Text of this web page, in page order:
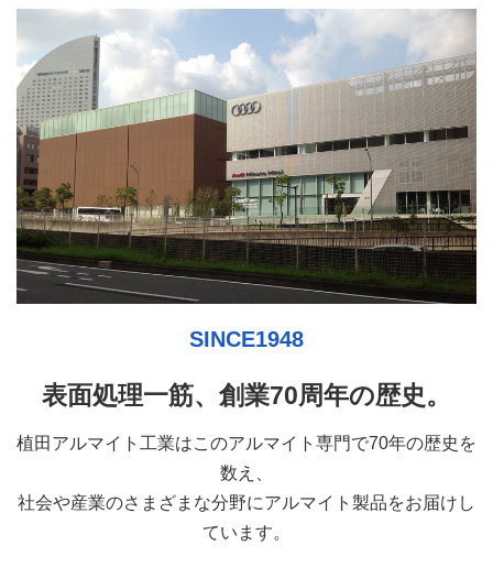
SINCE1948
表面処理一筋、創業70周年の歴史。
植田アルマイト工業はこのアルマイト専門で70年の歴史を
数え、
社会や産業のさまざまな分野にアルマイト製品をお届けし
ています。